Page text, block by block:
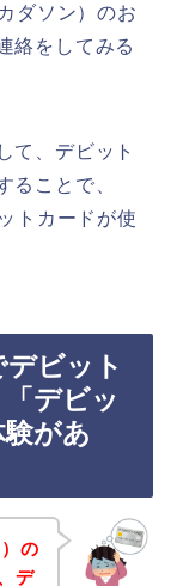
ダソン）のお
絡をしてみる
て、デビット
ることで、
トカードが使
ビット
デビッ
験があ
の
デ